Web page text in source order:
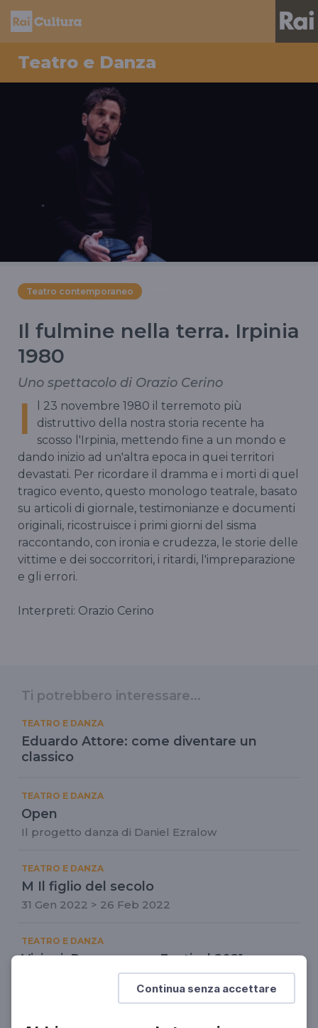
Continua senza accettare
Teatro e Danza
Teatro contemporaneo
Il fulmine nella terra. Irpinia
1980
Uno spettacolo di Orazio Cerino
I
l 23 novembre 1980 il terremoto più
distruttivo della nostra storia recente ha
scosso l'Irpinia, mettendo fine a un mondo e
dando inizio ad un'altra epoca in quei territori
devastati. Per ricordare il dramma e i morti di quel
tragico evento, questo monologo teatrale, basato
su articoli di giornale, testimonianze e documenti
originali, ricostruisce i primi giorni del sisma
raccontando, con ironia e crudezza, le storie delle
vittime e dei soccorritori, i ritardi, l'impreparazione
e gli errori.
Interpreti: Orazio Cerino
Ti potrebbero interessare...
TEATRO E DANZA
Eduardo Attore: come diventare un
classico
TEATRO E DANZA
Open
Il progetto danza di Daniel Ezralow
TEATRO E DANZA
M Il figlio del secolo
31 Gen 2022 > 26 Feb 2022
TEATRO E DANZA
Visioni: Romaeuropa Festival 2021
Il Romaeuropa Festival 2021 raccontato in una
puntata del programma "Visioni"